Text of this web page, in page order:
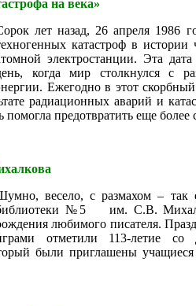
на века»
лет назад, 26 апреля 1986
катастроф в истории
электростанции. Эта
когда мир столкнулся с
Ежегодно в этот
радиационных аварий и
помогла предотвратить еще более
весело, с размахом – так
№5 им. С.В.
любимого писателя.
отметили 113-летие со
были приглашены